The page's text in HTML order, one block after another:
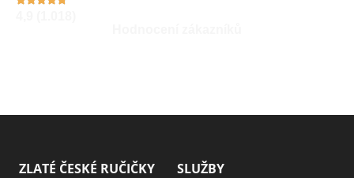
ZLATÉ ČESKÉ RUČIČKY SLUŽBY